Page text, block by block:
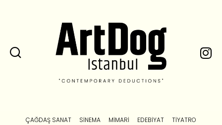
ÇAĞDAŞ SANAT SINEMA MIMARI EDEBIYAT
TIYATRO